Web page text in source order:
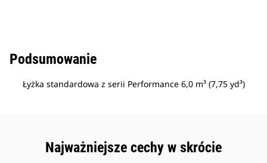
Podsumowanie
Łyżka standardowa z serii Performance 6,0 m³ (7,75 yd³)
Najważniejsze cechy w skrócie